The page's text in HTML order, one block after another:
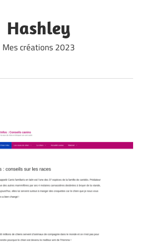
Hashley
Mes créations 2023